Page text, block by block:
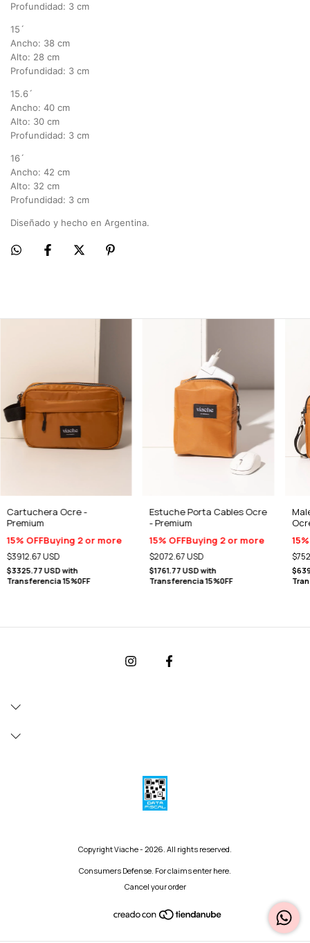
Profundidad: 3 cm
15´
Ancho: 38 cm
Alto: 28 cm
Profundidad: 3 cm
15.6´
Ancho: 40 cm
Alto: 30 cm
Profundidad: 3 cm
16´
Ancho: 42 cm
Alto: 32 cm
Profundidad: 3 cm
Diseñado y hecho en Argentina.
Cartuchera Ocre -
Premium
15% OFFBuying 2 or more
$3912.67 USD
$3325.77 USDwith
Transferencia 15%0FF
Estuche Porta Cables Ocre
- Premium
15% OFFBuying 2 or more
$2072.67 USD
$1761.77 USDwith
Transferencia 15%0FF
Copyright Viache - 2026. All rights reserved.
Consumers Defense. For claimsenter here.
Cancel your order